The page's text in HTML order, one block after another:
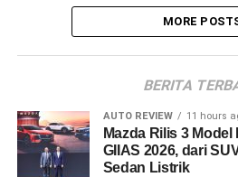
MORE
BERITA
AUTO REVIEW 11 hours
Mazda Rilis 3
GIIAS 2026, dari
Sedan Listrik